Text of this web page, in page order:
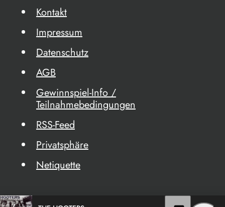
Kontakt
Impressum
Datenschutz
AGB
Gewinnspiel-Info /
Teilnahmebedingungen
RSS-Feed
Privatsphäre
Netiquette